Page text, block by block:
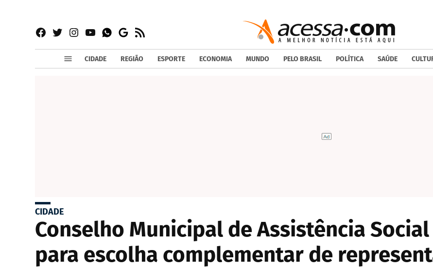
Facebook
TwitterInstagram
YouTubeWhatsapp
Google
News
RSS
CIDADE REGIÃO ESPORTE ECONOMIA MUNDO PELO BRASIL POLÍTICA SAÚDE
CIDADE
Conselho Municipal de Assistência
para escolha complementar de